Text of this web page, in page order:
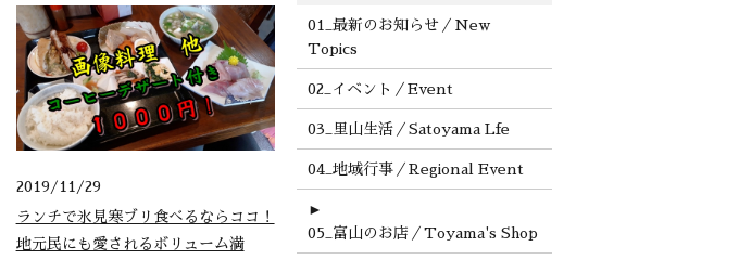
2019/11/29
ランチで氷見寒ブリ食べるならココ！
地元民にも愛されるボリューム満
01_最新のお知らせ／New
Topics
02_イベント／Event
03_里山生活／Satoyama Lfe
04_地域行事／Regional Event
►
05_富山のお店／Toyama's Shop